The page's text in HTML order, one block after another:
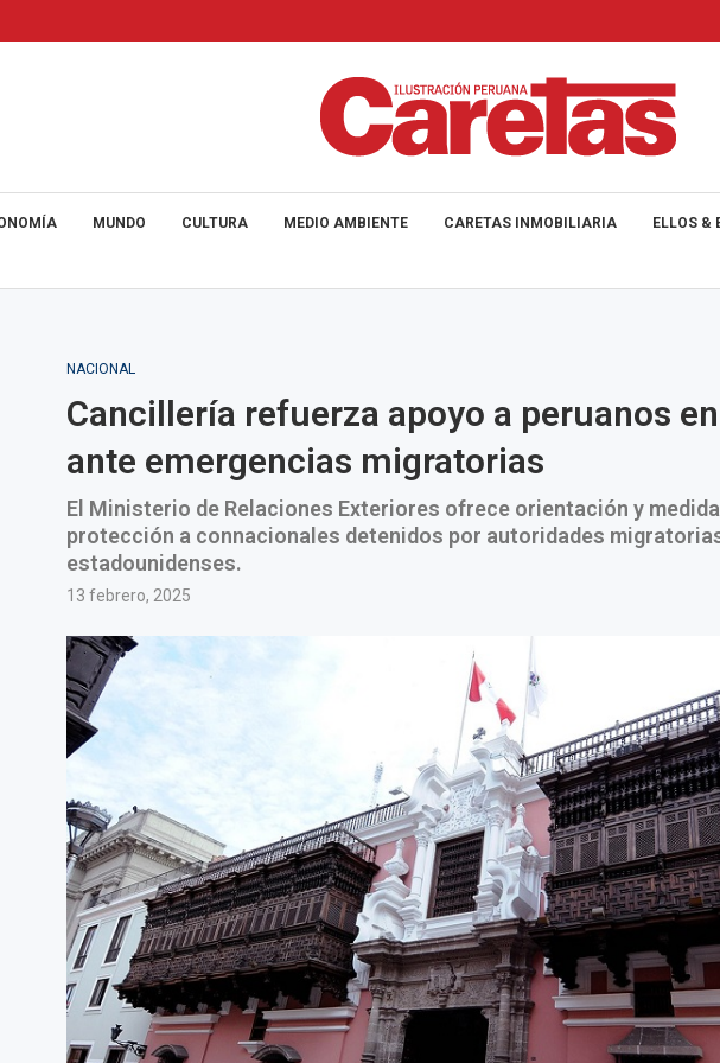
MUNDO CULTURA MEDIO AMBIENTE CARETAS INMOBILIARIA ELLOS &
NACIONAL
Cancillería refuerza apoyo a peruanos en
ante emergencias migratorias
El Ministerio de Relaciones Exteriores ofrece orientación y
protección a connacionales detenidos por autoridades
estadounidenses.
13 febrero, 2025